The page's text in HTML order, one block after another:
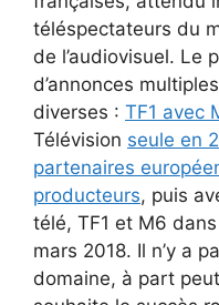
téléspectateurs du
de l’audiovisuel. Le
d’annonces
diverses : TF1 avec
Télévision seule en
partenaires
producteurs, puis
télé, TF1 et M6
mars 2018. Il n’y a
domaine, à part